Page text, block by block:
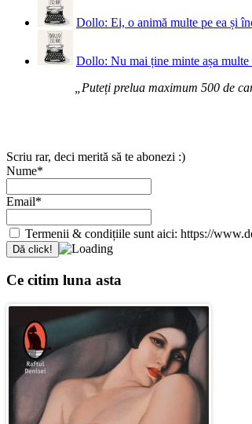
Dollo: Ei, o animă multe pe ea și
Dollo: Nu mai ține minte așa multe
„Puteți prelua maximum 500 de
Scriu rar, deci merită să te abonezi :)
Nume*
Email*
Termenii & condițiile sunt aici: https://
Ce citim luna asta